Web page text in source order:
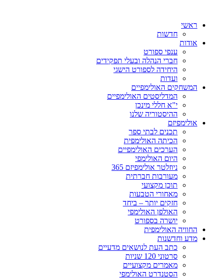
ראשי
חדשות
אודות
ענפי ספורט
חברי הנהלה ובעלי תפקידים
היחידה לספורט הישגי
ועדות
המשחקים האולימפיים
המדליסטים האולימפיים
י"א חללי מינכן
ההיסטוריה שלנו
אולימפיזם
תכנים לבתי ספר
הכיתה האולימפית
הערכים האולימפיים
היום האולימפי
ניוזלטר אולימפיזם 365
מעורבות חברתית
תוכן מקצועי
מאחורי הטבעות
חזקים יותר – ביחד
האולפן האולימפי
יושרה בספורט
החוויה האולימפית
מדע וחדשנות
כתב העת לנושאים מדעיים
סרטוני 120 שניות
מאמרים מקצועיים
הסטנדרט האולימפי